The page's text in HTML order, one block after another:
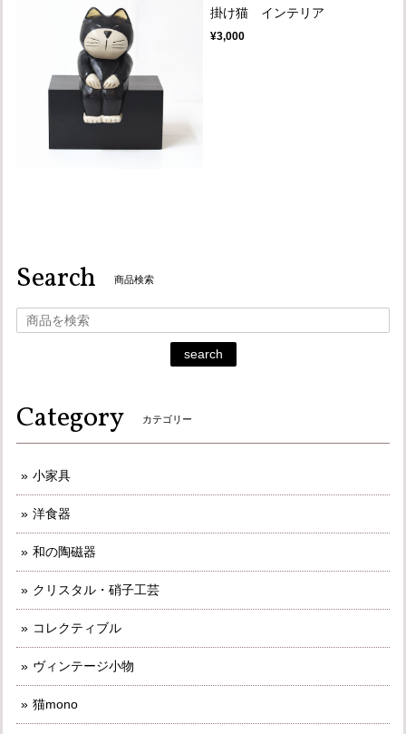
掛け猫 インテリア
¥3,000
Search 商品検索
search
Category カテゴリー
小家具
洋食器
和の陶磁器
クリスタル・硝子工芸
コレクティブル
ヴィンテージ小物
猫mono